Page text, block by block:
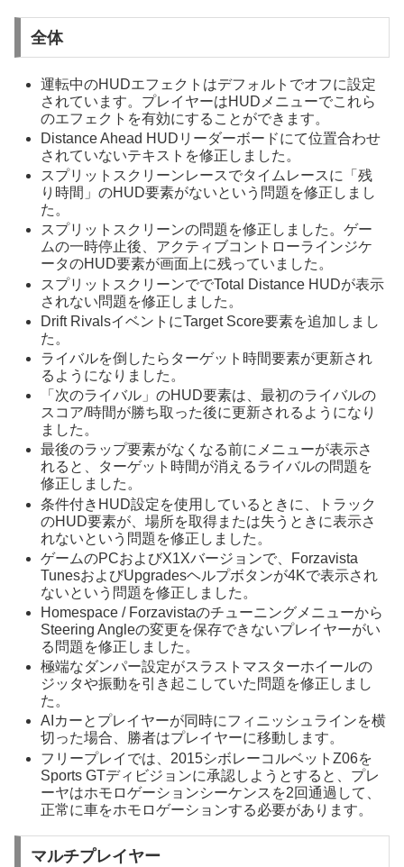
全体
運転中のHUDエフェクトはデフォルトでオフに設定
されています。プレイヤーはHUDメニューでこれら
のエフェクトを有効にすることができます。
Distance Ahead HUDリーダーボードにて位置合わせ
されていないテキストを修正しました。
スプリットスクリーンレースでタイムレースに「残
り時間」のHUD要素がないという問題を修正しまし
た。
スプリットスクリーンの問題を修正しました。ゲー
ムの一時停止後、アクティブコントローラインジケ
ータのHUD要素が画面上に残っていました。
スプリットスクリーンででTotal Distance HUDが表示
されない問題を修正しました。
Drift RivalsイベントにTarget Score要素を追加しまし
た。
ライバルを倒したらターゲット時間要素が更新され
るようになりました。
「次のライバル」のHUD要素は、最初のライバルの
スコア/時間が勝ち取った後に更新されるようになり
ました。
最後のラップ要素がなくなる前にメニューが表示さ
れると、ターゲット時間が消えるライバルの問題を
修正しました。
条件付きHUD設定を使用しているときに、トラック
のHUD要素が、場所を取得または失うときに表示さ
れないという問題を修正しました。
ゲームのPCおよびX1Xバージョンで、Forzavista
TunesおよびUpgradesヘルプボタンが4Kで表示され
ないという問題を修正しました。
Homespace / Forzavistaのチューニングメニューから
Steering Angleの変更を保存できないプレイヤーがい
る問題を修正しました。
極端なダンパー設定がスラストマスターホイールの
ジッタや振動を引き起こしていた問題を修正しまし
た。
AIカーとプレイヤーが同時にフィニッシュラインを横
切った場合、勝者はプレイヤーに移動します。
フリープレイでは、2015シボレーコルベットZ06を
Sports GTディビジョンに承認しようとすると、プレ
ーヤはホモロゲーションシーケンスを2回通過して、
正常に車をホモロゲーションする必要があります。
マルチプレイヤー